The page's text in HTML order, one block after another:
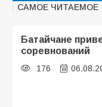
САМОЕ ЧИТАЕМОЕ
Батайчане
соревнований
176